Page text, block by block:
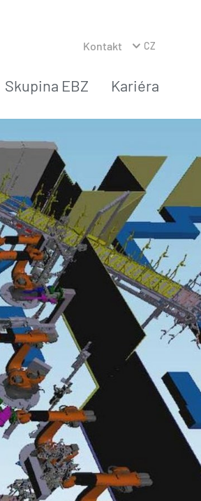
Skupina EBZ Kariéra
Kontakt CZ